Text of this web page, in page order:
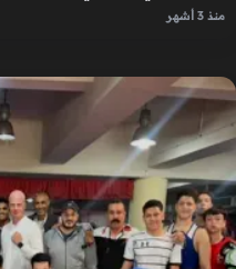
منذ 3 أشهر